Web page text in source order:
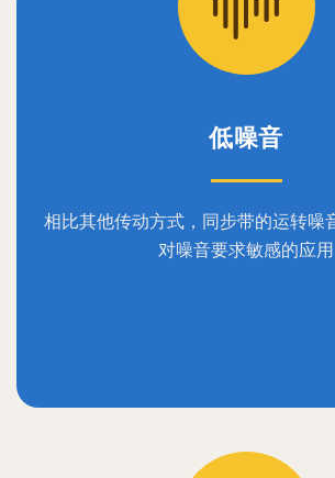
低噪音
相比其他传动方式，同步带的运转噪
对噪音要求敏感的应用